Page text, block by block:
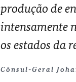
produção de
intensamente
os estados da
Cônsul-Geral